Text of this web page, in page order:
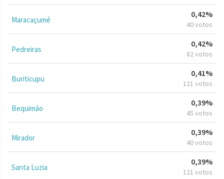
Maracaçumé
0,42%
40 votos
Pedreiras
0,42%
82 votos
Buriticupu
0,41%
121 votos
Bequimão
0,39%
45 votos
Mirador
0,39%
40 votos
Santa Luzia
0,39%
121 votos